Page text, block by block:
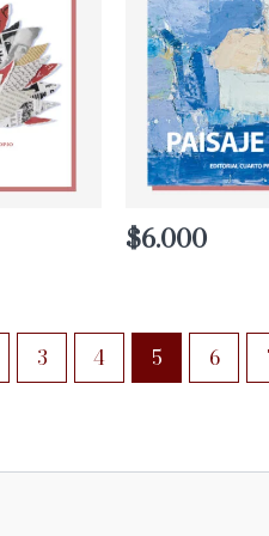
$6.000
3 4 5 6